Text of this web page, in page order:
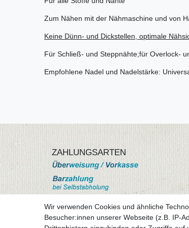
Zum Nähen mit der Nähmaschine und von
Keine Dünn- und Dickstellen, optimale
Für Schließ- und Steppnähte;für Overlock-
Empfohlene Nadel und Nadelstärke:
ZAHLUNGSARTEN
Wir verwenden Cookies und ähnliche
Besucher:innen unserer Webseite (z.B. IP-